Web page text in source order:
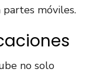
partes móviles​​.
no solo